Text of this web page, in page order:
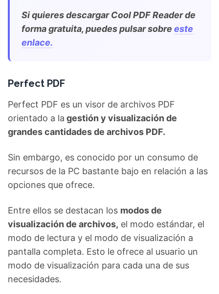
Si quieres descargar Cool PDF Reader de
forma gratuita, puedes pulsar sobre este
enlace.
Perfect PDF
Perfect PDF es un visor de archivos PDF
orientado a la gestión y visualización de
grandes cantidades de archivos PDF.
Sin embargo, es conocido por un consumo de
recursos de la PC bastante bajo en relación a las
opciones que ofrece.
Entre ellos se destacan los modos de
visualización de archivos, el modo estándar, el
modo de lectura y el modo de visualización a
pantalla completa. Esto le ofrece al usuario un
modo de visualización para cada una de sus
necesidades.